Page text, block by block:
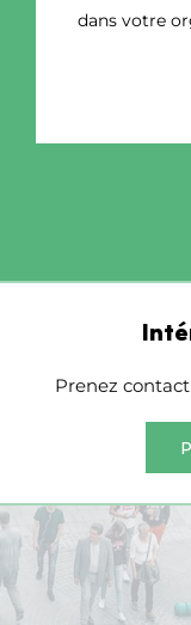
dans votre
Prenez